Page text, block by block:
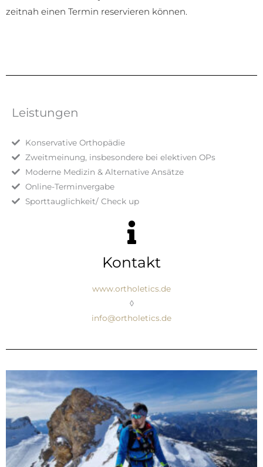
zeitnah einen Termin reservieren können.
Leistungen
Konservative Orthopädie
Zweitmeinung, insbesondere bei elektiven OPs
Moderne Medizin & Alternative Ansätze
Online-Terminvergabe
Sporttauglichkeit/ Check up
Kontakt
www.ortholetics.de
◊
info@ortholetics.de